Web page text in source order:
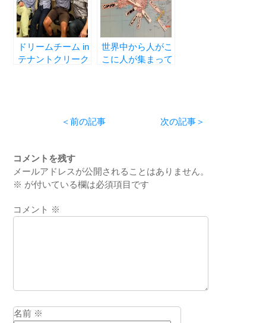
ドリームチーム in
テナントクリーク
世界中から人がこ
こに人が集まって
＜前の記事 次の記事＞
コメントを残す
メールアドレスが公開されることはありません。
※ が付いている欄は必須項目です
コメント ※
名前 ※